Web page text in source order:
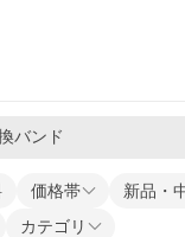
価格帯
新品・
カテゴリ